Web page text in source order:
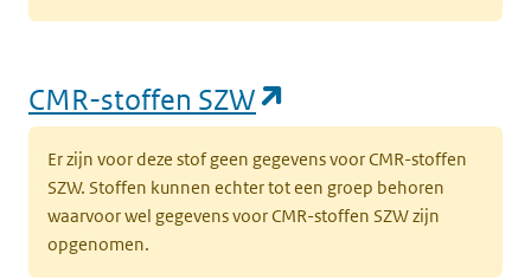
CMR-stoffen SZW
Er zijn voor deze stof geen gegevens voor CMR-stoffen
SZW. Stoffen kunnen echter tot een groep behoren
waarvoor wel gegevens voor CMR-stoffen SZW zijn
opgenomen.